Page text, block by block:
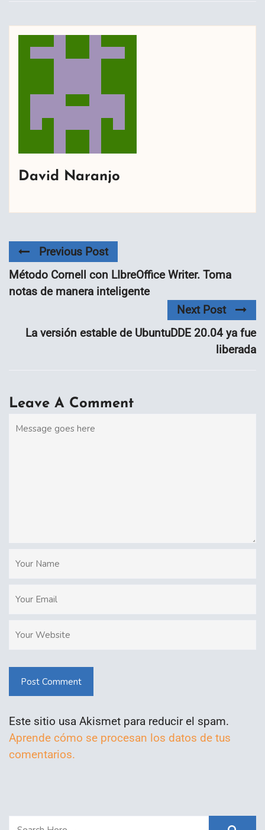
David Naranjo
Previous Post
Método Cornell con LIbreOffice Writer. Toma
notas de manera inteligente
Next Post
La versión estable de UbuntuDDE 20.04 ya fue
liberada
Leave A Comment
Post Comment
Este sitio usa Akismet para reducir el spam.
Aprende cómo se procesan los datos de tus
comentarios.